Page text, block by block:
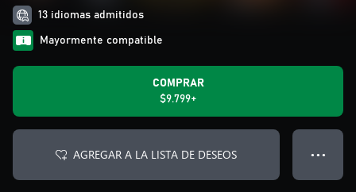
13 idiomas admitidos
Mayormente compatible
COMPRAR
$9.799+
AGREGAR A LA LISTA DE DESEOS ● ● ●